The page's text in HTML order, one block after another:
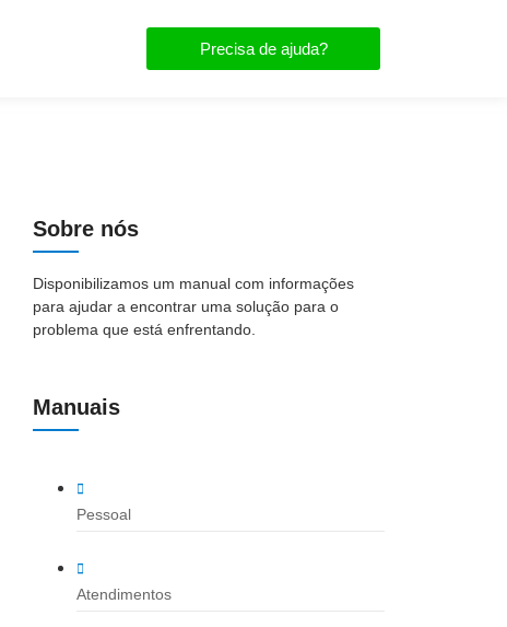
Precisa de ajuda?
Sobre nós
Disponibilizamos um manual com informações
para ajudar a encontrar uma solução para o
problema que está enfrentando.
Manuais
Pessoal
Atendimentos